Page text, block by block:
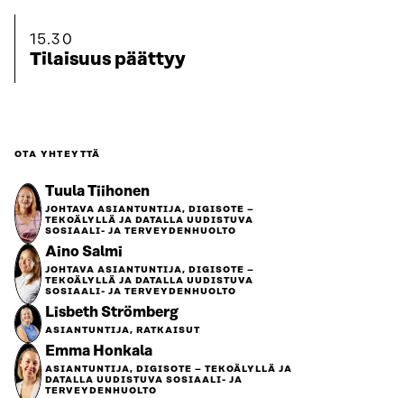
15.30
Tilaisuus päättyy
OTA YHTEYTTÄ
Tuula Tiihonen
JOHTAVA ASIANTUNTIJA, DIGISOTE –
TEKOÄLYLLÄ JA DATALLA UUDISTUVA
SOSIAALI- JA TERVEYDENHUOLTO
Aino Salmi
JOHTAVA ASIANTUNTIJA, DIGISOTE –
TEKOÄLYLLÄ JA DATALLA UUDISTUVA
SOSIAALI- JA TERVEYDENHUOLTO
Lisbeth Strömberg
ASIANTUNTIJA, RATKAISUT
Emma Honkala
ASIANTUNTIJA, DIGISOTE – TEKOÄLYLLÄ JA
DATALLA UUDISTUVA SOSIAALI- JA
TERVEYDENHUOLTO